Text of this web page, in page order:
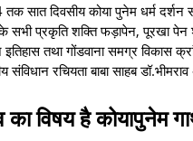
दिवसीय कोया पुनेम धर्म दर्शन
सभी प्रकृति शक्ति फड़ापेन, पूरखा पेन
तथा गोंडवाना समग्र विकास
संविधान रचियता बाबा साहब
का विषय है कोयापुनेम